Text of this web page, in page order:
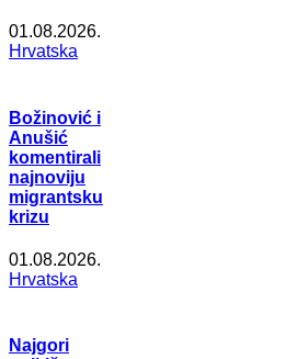
01.08.2026.
Hrvatska
Božinović i
Anušić
komentirali
najnoviju
migrantsku
krizu
01.08.2026.
Hrvatska
Najgori